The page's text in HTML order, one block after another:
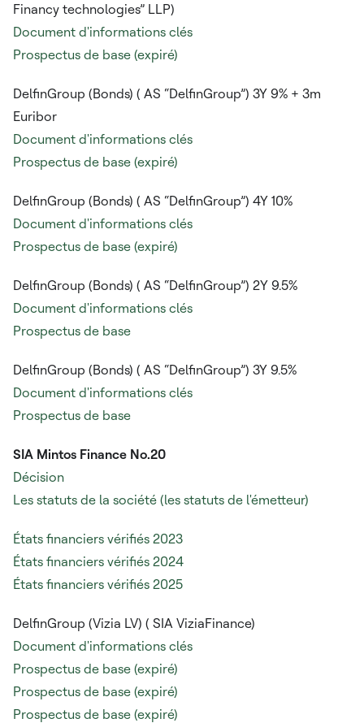
Financy technologies” LLP)
Document d'informations clés
Prospectus de base (expiré)
DelfinGroup (Bonds) ( AS “DelfinGroup”) 3Y 9% + 3m
Euribor
Document d'informations clés
Prospectus de base (expiré)
DelfinGroup (Bonds) ( AS “DelfinGroup”) 4Y 10%
Document d'informations clés
Prospectus de base (expiré)
DelfinGroup (Bonds) ( AS “DelfinGroup”) 2Y 9.5%
Document d'informations clés
Prospectus de base
DelfinGroup (Bonds) ( AS “DelfinGroup”) 3Y 9.5%
Document d'informations clés
Prospectus de base
SIA Mintos Finance No.20
Décision
Les statuts de la société (les statuts de l'émetteur)
États financiers vérifiés 2023
États financiers vérifiés 2024
États financiers vérifiés 2025
DelfinGroup (Vizia LV) ( SIA ViziaFinance)
Document d'informations clés
Prospectus de base (expiré)
Prospectus de base (expiré)
Prospectus de base (expiré)